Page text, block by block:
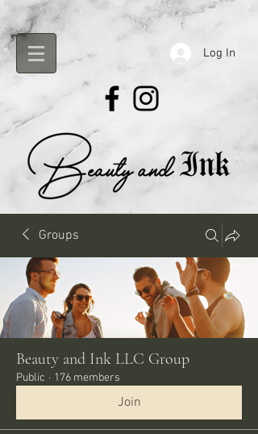
Log In
Groups
Beauty and Ink LLC Group
Public · 176 members
Join